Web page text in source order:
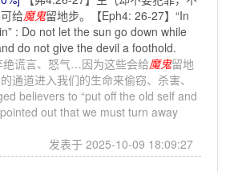
给魔鬼留地步。【Eph4: 26-27】“In
: Do not let the sun go down while
do not give the devil a foothold.
绝谎言、怒气…因为这些会给魔鬼留地
通道进入我们的生命来偷窃、杀害、
believers to “put off the old self and
out that we must turn away
发表于 2025-10-09 18:09:27